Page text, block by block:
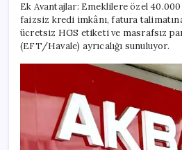
Ek Avantajlar: Emeklilere özel 40.000
faizsiz kredi imkânı, fatura
ücretsiz HGS etiketi ve masrafsız
(EFT/Havale) ayrıcalığı sunuluyor.